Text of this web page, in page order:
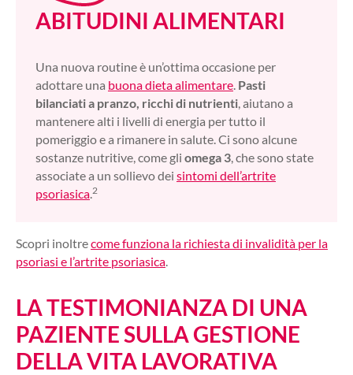
ABITUDINI ALIMENTARI
Una nuova routine è un’ottima occasione per
adottare una buona dieta alimentare. Pasti
bilanciati a pranzo, ricchi di nutrienti, aiutano a
mantenere alti i livelli di energia per tutto il
pomeriggio e a rimanere in salute. Ci sono alcune
sostanze nutritive, come gli omega 3, che sono state
associate a un sollievo dei sintomi dell’artrite
psoriasica.2
Scopri inoltrecome funziona la richiesta di invalidità per la
psoriasi e l’artrite psoriasica.
LA TESTIMONIANZA DI UNA
PAZIENTE SULLA GESTIONE
DELLA VITA LAVORATIVA